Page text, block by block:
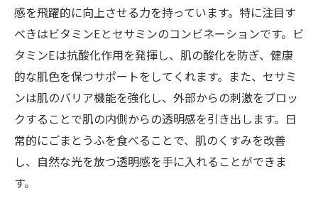
感を飛躍的に向上させる力を持っています。特に注目す
べきはビタミンEとセサミンのコンビネーションです。ビ
タミンEは抗酸化作用を発揮し、肌の酸化を防ぎ、健康
的な肌色を保つサポートをしてくれます。また、セサミ
ンは肌のバリア機能を強化し、外部からの刺激をブロッ
クすることで肌の内側からの透明感を引き出します。日
常的にごまとうふを食べることで、肌のくすみを改善
し、自然な光を放つ透明感を手に入れることができま
す。